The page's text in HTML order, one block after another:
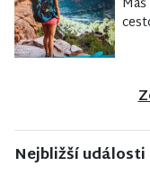
Nejbližší události